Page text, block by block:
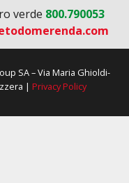
verde 800.790053
SA – Via Maria Ghioldi-
| Privacy Policy